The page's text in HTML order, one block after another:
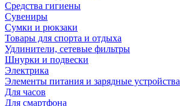
Средства гигиены
Сувениры
Сумки и рюкзаки
Товары для спорта и отдыха
Удлинители, сетевые фильтры
Шнурки и подвески
Электрика
Элементы питания и зарядные устройства
Для часов
Для смартфона